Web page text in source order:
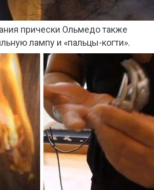
прически Ольмедо также
лампу и «пальцы-когти».